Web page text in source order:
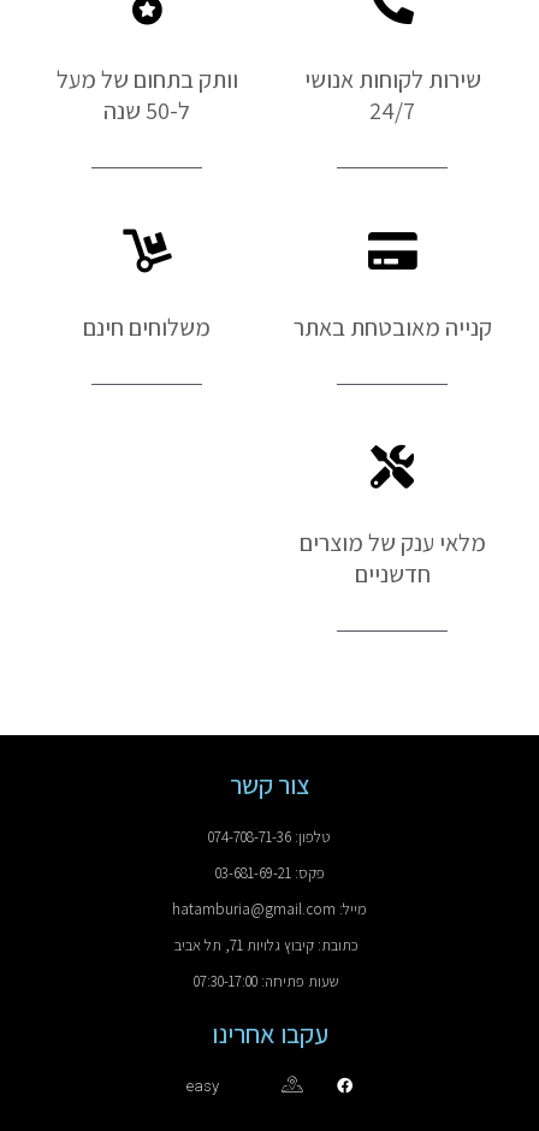
שירות לקוחות אנושי
24/7
וותק בתחום של מעל
ל-50 שנה
קנייה מאובטחת באתר משלוחים חינם
מלאי ענק של מוצרים
חדשניים
צור קשר
טלפון: 074-708-71-36
פקס: 03-681-69-21
מייל: hatamburia@gmail.com
כתובת: קיבוץ גלויות 71, תל אביב
שעות פתיחה: 07:30-17:00
עקבו אחרינו
easy